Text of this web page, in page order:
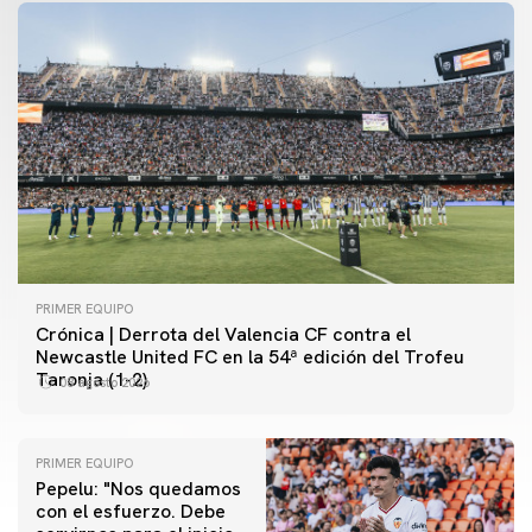
PRIMER EQUIPO
Crónica | Derrota del Valencia CF contra el
Newcastle United FC en la 54ª edición del Trofeu
Taronja (1-2)
08 agosto 2026
PRIMER EQUIPO
Pepelu: "Nos quedamos
con el esfuerzo. Debe